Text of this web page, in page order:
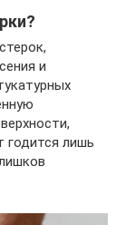
и
годится лишь